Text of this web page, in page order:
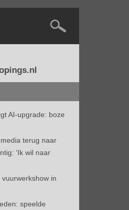
AI-upgrade: boze
terug naar
'Ik wil naar
in
speelde